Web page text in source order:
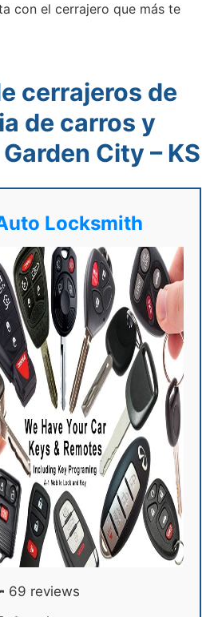
con el cerrajero que más te
cerrajeros de
de carros y
City – KS
Locksmith
69 reviews